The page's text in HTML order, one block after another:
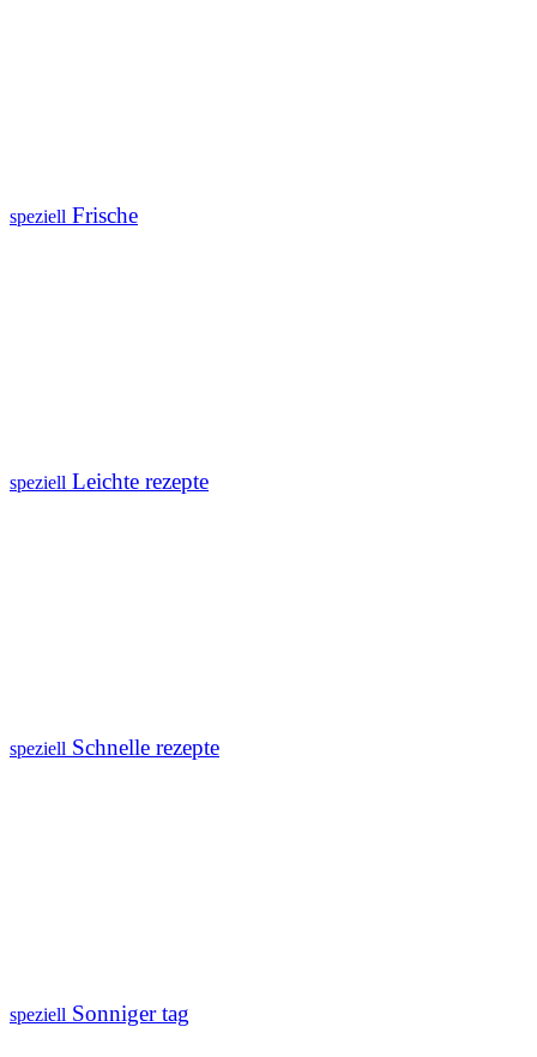
speziell Frische
speziell Leichte rezepte
speziell Schnelle rezepte
speziell Sonniger tag